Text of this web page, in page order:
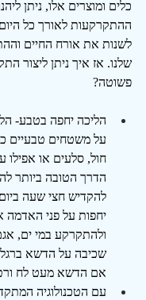
כלים ומוצרים אלו, ניתן
ההתקרקעות לאורך כל
לשנות את אורח החיים
שלנו. אז איך ניתן ליצור
פשוטה?
הליכה יחפה בטבע-
על משטחים טבעיים
חול, סלעים או אפילו
הדרך הטובה ביותר
להקדיש חצי שעה ביום
יחפות על פני האדמה
ולהתקרקע במי ים,
שכיבה על הדשא
אם הדשא מעט לח
עם הטכנולוגיה